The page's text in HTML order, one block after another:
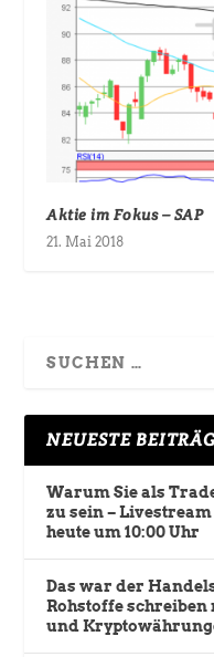
Aktie im Fokus – SAP
21. Mai 2018
NEUESTE
Warum Sie als
zu sein –
heute um 10:00 Uhr
Das war der
Rohstoffe schreiben
und